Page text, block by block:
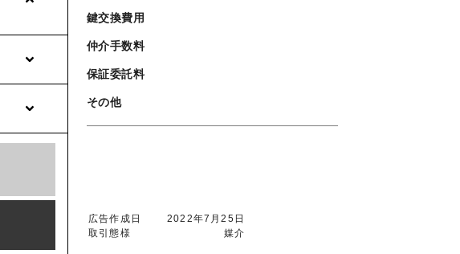
鍵交換費用
仲介手数料
保証委託料
その他
広告作成日
2022年7月25日
取引態様
媒介